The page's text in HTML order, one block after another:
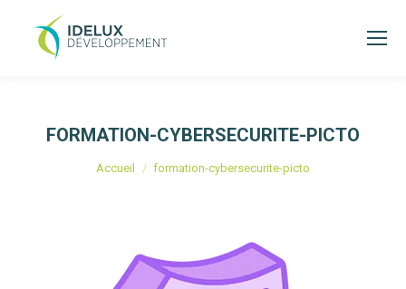
FORMATION-CYBERSECURITE-PICTO
Vous êtes ici :
Accueil formation-cybersecurite-picto